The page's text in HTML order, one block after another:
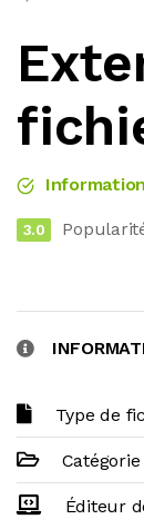
3.0
Type de
Éditeur